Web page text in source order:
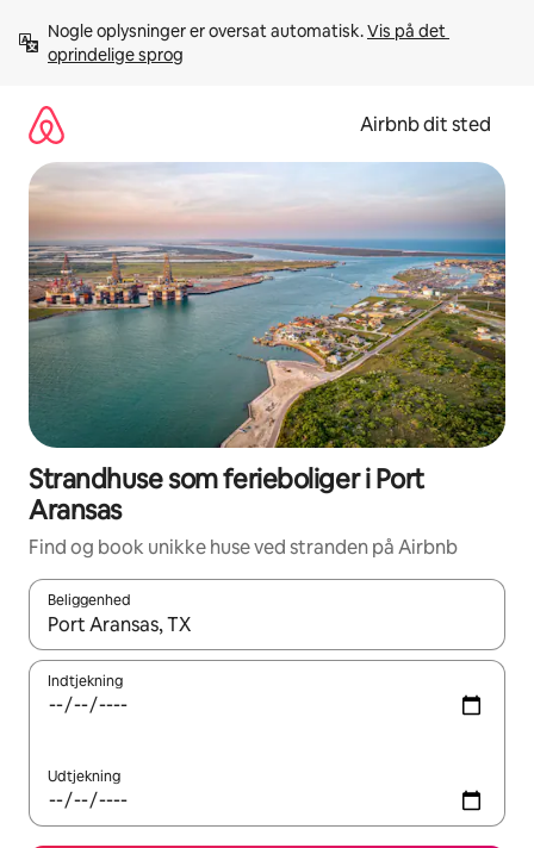
videre
Nogle oplysninger er oversat automatisk. Vis på det
oprindelige sprog
Airbnb dit sted
Strandhuse som ferieboliger i Port
Aransas
Find og book unikke huse ved stranden på Airbnb
Beliggenhed
Når resultaterne er tilgængelige, skal du navigere med
Indtjekning
Udtjekning